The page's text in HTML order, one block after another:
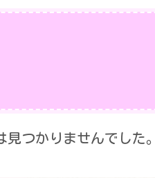
見つかりませんでした